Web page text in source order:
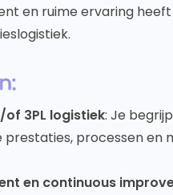
en ruime ervaring
of 3PL logistiek: Je
processen en
en continuous